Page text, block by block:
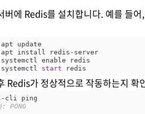
버에 Redis를 설치합니다. 예를 들
apt update
apt install redis - server
systemctl enable redis
systemctl start
Redis가 정상적으로 작동하는지
PONG